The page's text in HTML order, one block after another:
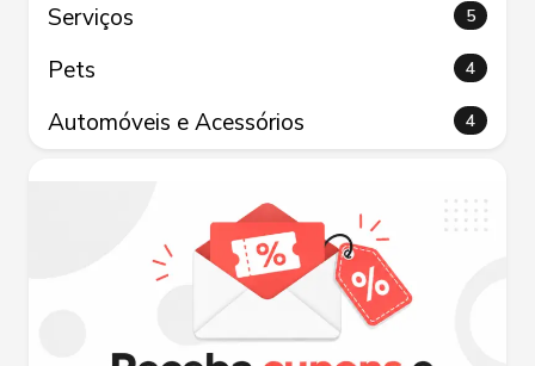
Serviços 5
Pets 4
Automóveis e Acessórios 4